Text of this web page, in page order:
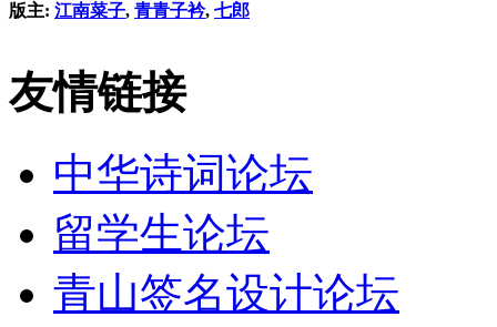
版主: 江南菜子, 青青子衿, 七郎
友情链接
中华诗词论坛
留学生论坛
青山签名设计论坛